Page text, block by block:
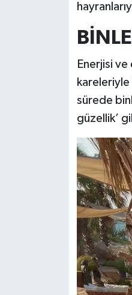
Enerjisi
kareleriyle
sürede
güzellik’